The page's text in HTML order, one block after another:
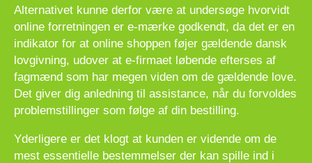
Alternativet kunne derfor være at undersøge hvorvidt
online forretningen er e-mærke godkendt, da det er en
indikator for at online shoppen føjer gældende dansk
lovgivning, udover at e-firmaet løbende efterses af
fagmænd som har megen viden om de gældende love.
Det giver dig anledning til assistance, når du forvoldes
problemstillinger som følge af din bestilling.
Yderligere er det klogt at kunden er vidende om de
mest essentielle bestemmelser der kan spille ind i